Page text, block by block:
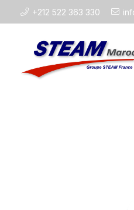
+212 522 363 330